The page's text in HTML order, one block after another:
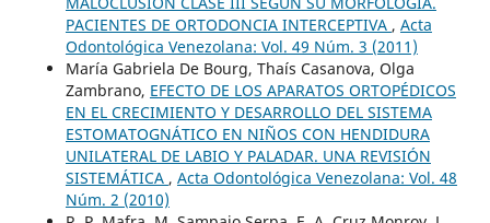
PACIENTES DE ORTODONCIA INTERCEPTIVA , Acta
Odontológica Venezolana: Vol. 49 Núm. 3 (2011)
María Gabriela De Bourg, Thaís Casanova, Olga
Zambrano, EFECTO DE LOS APARATOS ORTOPÉDICOS
EN EL CRECIMIENTO Y DESARROLLO DEL SISTEMA
ESTOMATOGNÁTICO EN NIÑOS CON HENDIDURA
UNILATERAL DE LABIO Y PALADAR. UNA REVISIÓN
SISTEMÁTICA , Acta Odontológica Venezolana: Vol. 48
Núm. 2 (2010)